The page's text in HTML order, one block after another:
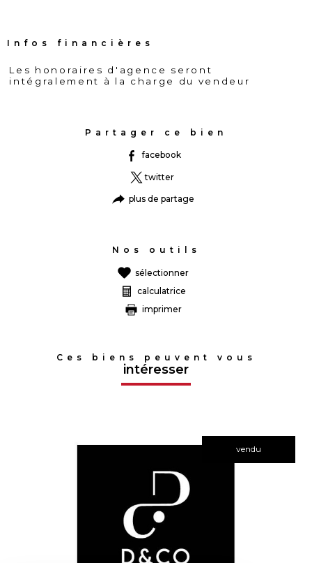
Infos financières
Caractéristiques Valeurs
Les honoraires d'agence seront
intégralement à la charge du vendeur
Partager ce bien
facebook
twitter
plus de partage
Nos outils
sélectionner
calculatrice
imprimer
Ces biens peuvent vous
intéresser
vendu
voir le bien